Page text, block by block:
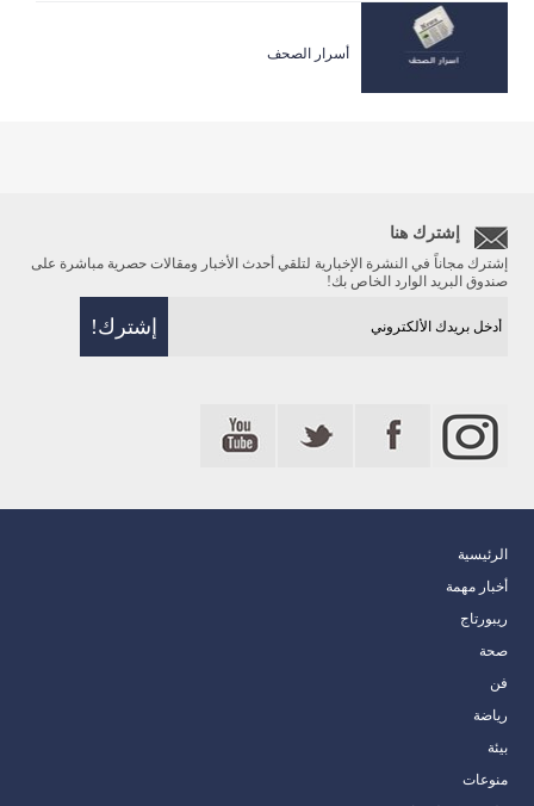
أسرار الصحف
إشترك هنا
إشترك مجاناً في النشرة الإخبارية لتلقي أحدث الأخبار ومقالات حصرية مباشرة على
صندوق البريد الوارد الخاص بك!
الرئيسية
أخبار مهمة
ريبورتاج
صحة
فن
رياضة
بيئة
منوعات